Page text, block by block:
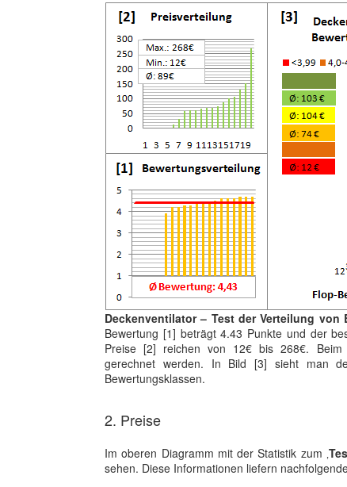
Deckenventilator – Test der Verteilung von
Bewertung [1] beträgt 4.43 Punkte und der
Preise [2] reichen von 12€ bis 268€. Beim
gerechnet werden. In Bild [3] sieht man
Bewertungsklassen.
2. Preise
Im oberen Diagramm mit der Statistik zum ‚
sehen. Diese Informationen liefern